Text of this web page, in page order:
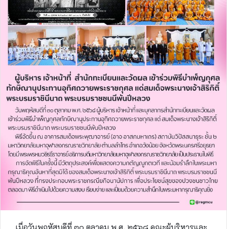
เมื่อวันพฤหัสบดีที่ ๓๐ ตุลาคม พ.ศ. ๒๕๖๘ คณะผู้บริหารและ